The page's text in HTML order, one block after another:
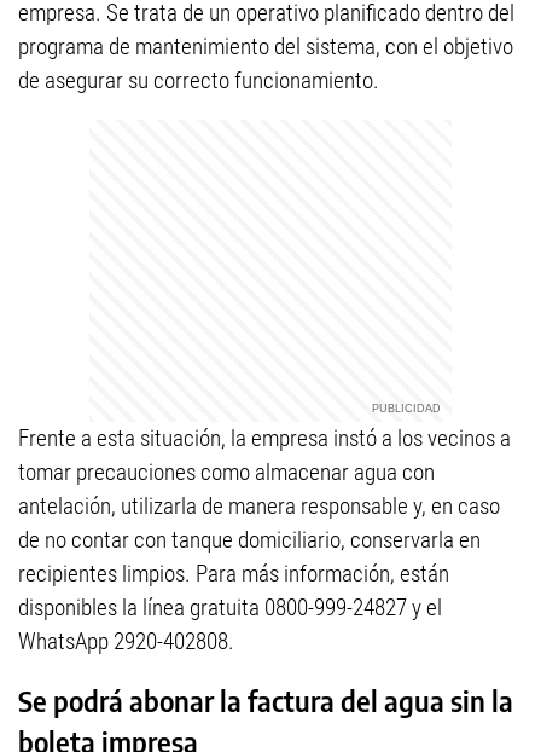
empresa. Se trata de un operativo planificado dentro del
programa de mantenimiento del sistema, con el objetivo
de asegurar su correcto funcionamiento.
Frente a esta situación, la empresa instó a los vecinos a
tomar precauciones como almacenar agua con
antelación, utilizarla de manera responsable y, en caso
de no contar con tanque domiciliario, conservarla en
recipientes limpios. Para más información, están
disponibles la línea gratuita 0800-999-24827 y el
WhatsApp 2920-402808.
Se podrá abonar la factura del agua sin la
boleta impresa